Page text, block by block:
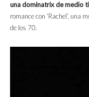
una dominatrix de medio
romance con ‘Rachel’, una
de los 70.